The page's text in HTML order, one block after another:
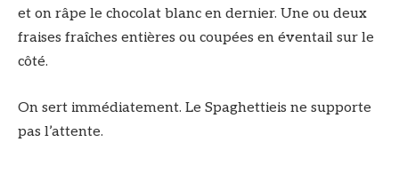
et on râpe le chocolat blanc en dernier. Une ou deux
fraises fraîches entières ou coupées en éventail sur le
côté.
On sert immédiatement. Le Spaghettieis ne supporte
pas l’attente.